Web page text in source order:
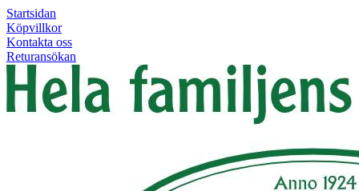
Startsidan
Köpvillkor
Kontakta oss
Returansökan